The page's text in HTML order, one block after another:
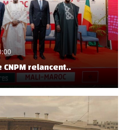
CNPM relancent..